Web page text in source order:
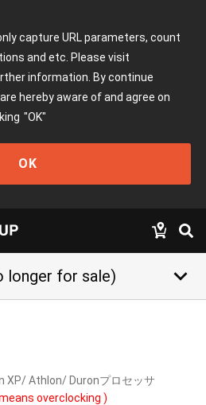
capture URL parameters, count
and etc. Please visit
information. By continue
hereby aware of and agree on
"OK"
OK
longer for sale) keyboard_arrow_down
XP/ Athlon/ Duronプロセッサ
overclocking )